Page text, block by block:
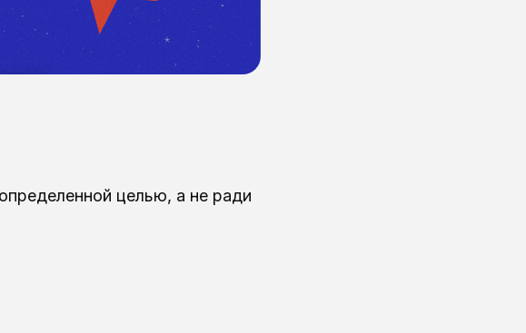
целью, а не ради